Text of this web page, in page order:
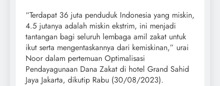
“Terdapat 36 juta penduduk Indonesia yang miskin,
4.5 jutanya adalah miskin ekstrim, ini menjadi
tantangan bagi seluruh lembaga amil zakat untuk
ikut serta mengentaskannya dari kemiskinan,” urai
Noor dalam pertemuan Optimalisasi
Pendayagunaan Dana Zakat di hotel Grand Sahid
Jaya Jakarta, dikutip Rabu (30/08/2023).